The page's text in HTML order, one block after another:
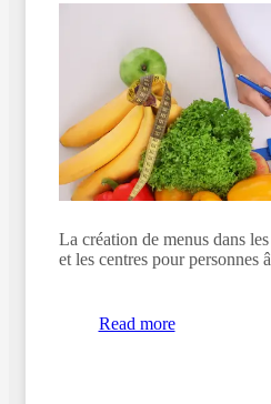
La création de menus dans les
et les centres pour personnes â
Read more